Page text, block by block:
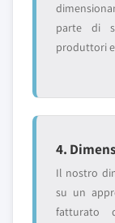
parte di
produttori
4.
Il nostro
su un
fatturato